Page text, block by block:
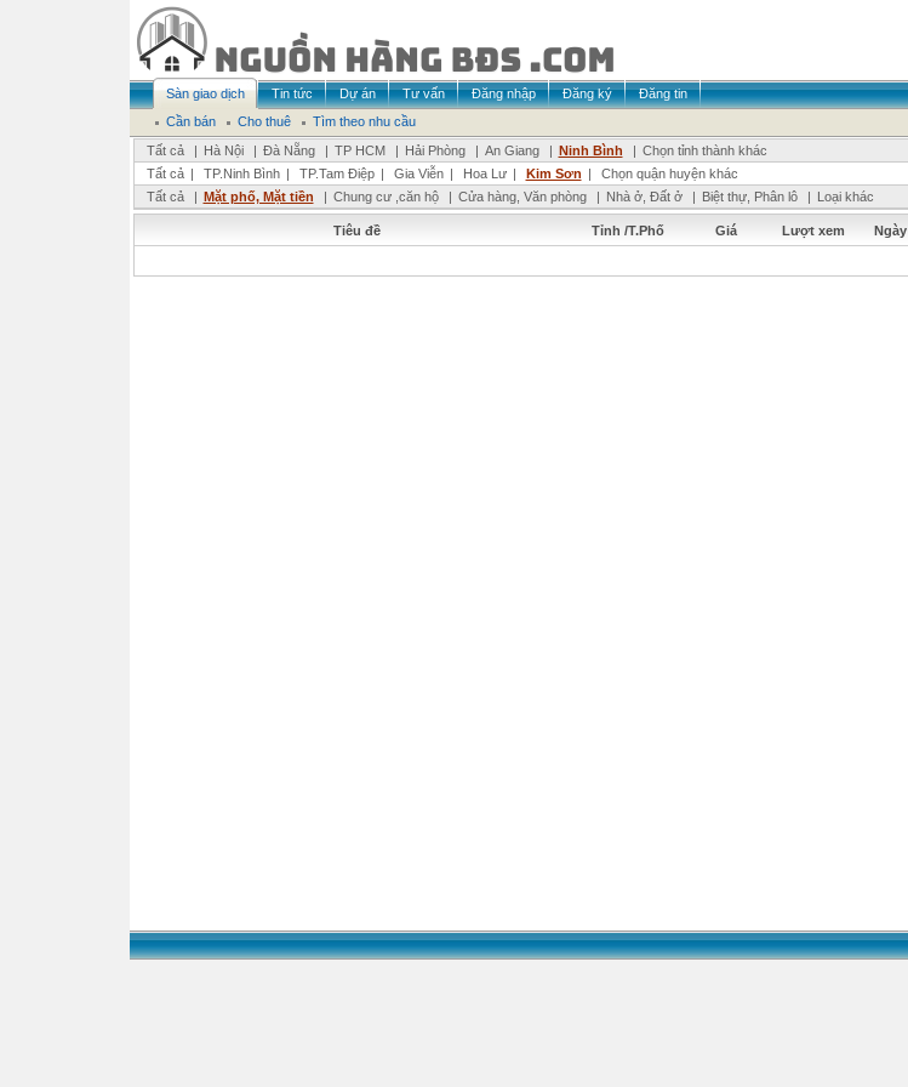
Sàn giao dịch Tin tức Dự án Tư vấn Đăng nhập Đăng ký
Đăng tin
Cần bán
Cho thuê
Tìm theo nhu cầu
Tất cả
| Hà Nội | Đà Nẵng | TP HCM | Hải Phòng | An Giang | Ninh Bình | Chọn tỉnh thành khác
Tất cả | TP.Ninh Bình | TP.Tam Điệp | Gia Viễn | Hoa Lư | Kim Sơn |
Chọn quận huyện khác
Tất cả
| Mặt phố, Mặt tiền | Chung cư ,căn hộ | Cửa hàng, Văn phòng | Nhà ở, Đất ở | Biệt thự, Phân lô | Loại khác
Tiêu đề Tỉnh /T.Phố Giá Lượt xem Ngày